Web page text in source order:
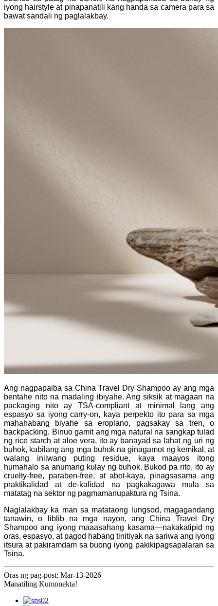
iyong hairstyle at pinapanatili kang handa sa camera para sa
bawat sandali ng paglalakbay.
Ang nagpapaiba sa China Travel Dry Shampoo ay ang mga
bentahe nito na madaling ibiyahe. Ang siksik at magaan na
packaging nito ay TSA-compliant at minimal lang ang
espasyo sa iyong carry-on, kaya perpekto ito para sa mga
mahahabang biyahe sa eroplano, pagsakay sa tren, o
backpacking. Binuo gamit ang mga natural na sangkap tulad
ng rice starch at aloe vera, ito ay banayad sa lahat ng uri ng
buhok, kabilang ang mga buhok na ginagamot ng kemikal, at
walang iniiwang puting residue, kaya maayos itong
humahalo sa anumang kulay ng buhok. Bukod pa rito, ito ay
cruelty-free, paraben-free, at abot-kaya, pinagsasama ang
praktikalidad at de-kalidad na pagkakagawa mula sa
matatag na sektor ng pagmamanupaktura ng Tsina.
Naglalakbay ka man sa matataong lungsod, magagandang
tanawin, o liblib na mga nayon, ang China Travel Dry
Shampoo ang iyong maaasahang kasama—nakakatipid ng
oras, espasyo, at pagod habang tinitiyak na sariwa ang iyong
itsura at pakiramdam sa buong iyong pakikipagsapalaran sa
Tsina.
Oras ng pag-post: Mar-13-2026
Manatiling Kumonekta!